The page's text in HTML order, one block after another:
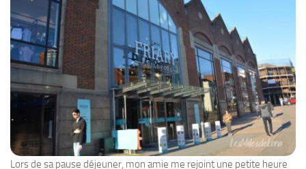
Lors de sa pause déjeuner, mon amie me rejoint une petite heure